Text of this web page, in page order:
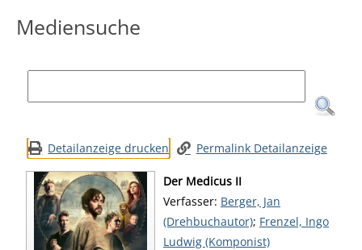
Mediensuche
Detailanzeige drucken Permalink Detailanzeige
Der Medicus II
Verfasser: Suche nach diesem
Berger, Jan
(Drehbuchautor); Frenzel, Ingo
Ludwig (Komponist)